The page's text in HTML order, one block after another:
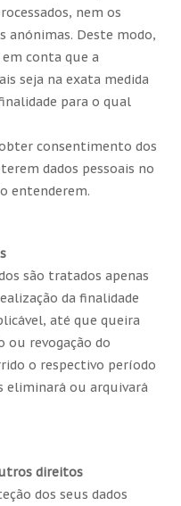
nem os
anónimas. Deste modo,
conta que a
seja na exata medida
para o qual
consentimento dos
dados pessoais no
entenderem.
são tratados apenas
da finalidade
até que queira
ou revogação do
o respectivo período
eliminará ou arquivará
direitos
dos seus dados